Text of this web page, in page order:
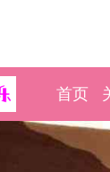
首页